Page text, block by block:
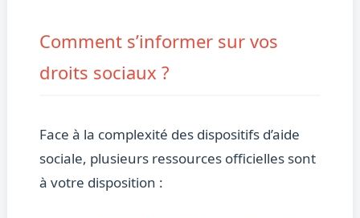
Comment s’informer sur vos
droits sociaux ?
Face à la complexité des dispositifs d’aide
sociale, plusieurs ressources officielles sont
à votre disposition :